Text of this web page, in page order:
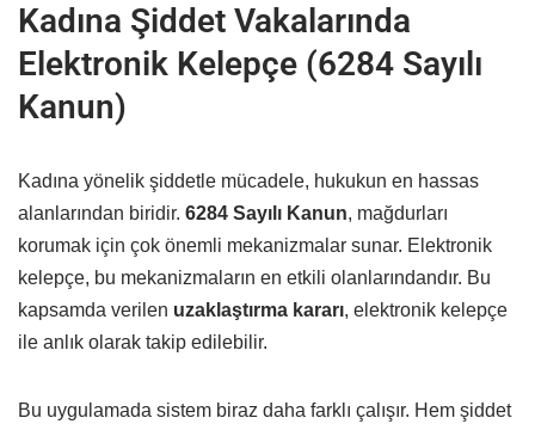
Kadına Şiddet Vakalarında
Elektronik Kelepçe (6284 Sayılı
Kanun)
Kadına yönelik şiddetle mücadele, hukukun en hassas
alanlarından biridir. 6284 Sayılı Kanun, mağdurları
korumak için çok önemli mekanizmalar sunar. Elektronik
kelepçe, bu mekanizmaların en etkili olanlarındandır. Bu
kapsamda verilen uzaklaştırma kararı, elektronik kelepçe
ile anlık olarak takip edilebilir.
Bu uygulamada sistem biraz daha farklı çalışır. Hem şiddet